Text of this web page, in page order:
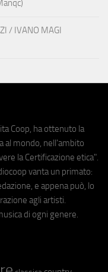
/ IVANO MAGI
Coop, ha ottenuto la
al mondo, nell'ambito
la Certificazione etica".
vanta un primato:
e appena può, lo
agli artisti.
di ogni genere.